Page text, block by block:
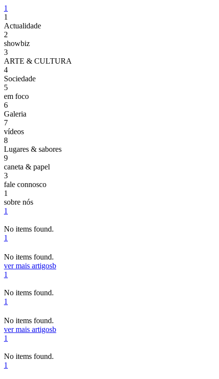
1
1
Actualidade
2
showbiz
3
ARTE & CULTURA
4
Sociedade
5
em foco
6
Galeria
7
vídeos
8
Lugares & sabores
9
caneta & papel
3
fale connosco
1
sobre nós
1
No items found.
1
No items found.
ver mais artigosb
1
No items found.
1
No items found.
ver mais artigosb
1
No items found.
1